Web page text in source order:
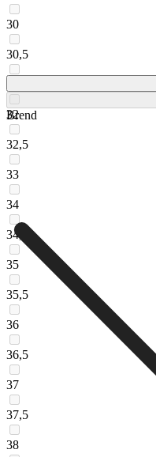
30
30,5
32
32,5
33
34
34,5
35
35,5
36
36,5
37
37,5
38
Brend